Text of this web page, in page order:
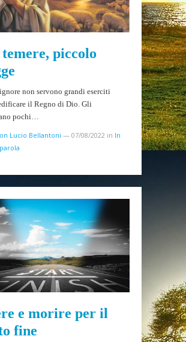
piccolo
non servono grandi eserciti
il Regno di Dio. Gli
pochi…
Lucio Bellantoni — 07/08/2022 in In
e morire per il
fine